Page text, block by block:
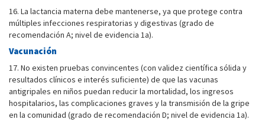
16. La lactancia materna debe mantenerse, ya que protege contra
múltiples infecciones respiratorias y digestivas (grado de
recomendación A; nivel de evidencia 1a).
Vacunación
17. No existen pruebas convincentes (con validez científica sólida y
resultados clínicos e interés suficiente) de que las vacunas
antigripales en niños puedan reducir la mortalidad, los ingresos
hospitalarios, las complicaciones graves y la transmisión de la gripe
en la comunidad (grado de recomendación D; nivel de evidencia 1a).